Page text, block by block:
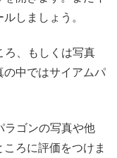
しましょう。
ろ、もしくは写真
の中ではサイアムパ
ラゴンの写真や他
ろに評価をつけま